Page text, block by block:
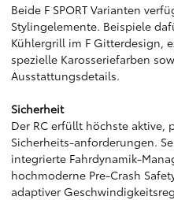
Beide F SPORT Varianten
Stylingelemente. Beispiele
Kühlergrill im F Gitterdesign,
spezielle Karosseriefarben
Ausstattungsdetails.
Sicherheit
Der RC erfüllt höchste aktive,
Sicherheits-anforderungen.
integrierte Fahrdynamik-
hochmoderne Pre-Crash
adaptiver